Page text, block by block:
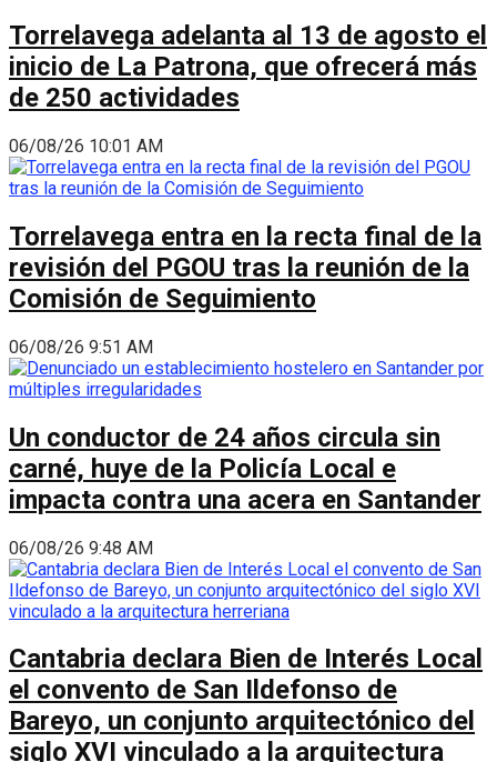
Torrelavega adelanta al 13 de agosto el
inicio de La Patrona, que ofrecerá más
de 250 actividades
06/08/26 10:01 AM
Torrelavega entra en la recta final de la
revisión del PGOU tras la reunión de la
Comisión de Seguimiento
06/08/26 9:51 AM
Un conductor de 24 años circula sin
carné, huye de la Policía Local e
impacta contra una acera en Santander
06/08/26 9:48 AM
Cantabria declara Bien de Interés Local
el convento de San Ildefonso de
Bareyo, un conjunto arquitectónico del
siglo XVI vinculado a la arquitectura